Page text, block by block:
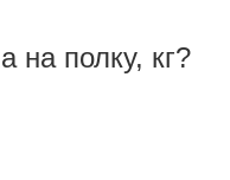
на полку, кг?